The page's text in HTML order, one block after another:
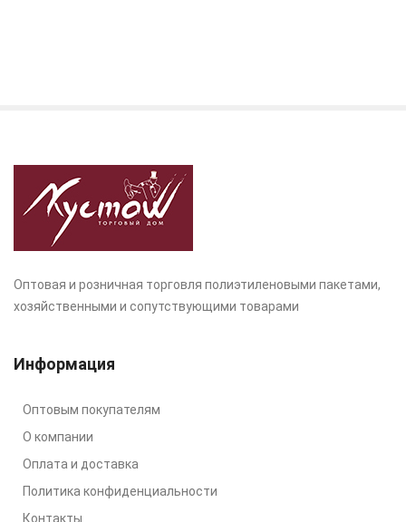
Оптовая и розничная торговля полиэтиленовыми пакетами,
хозяйственными и сопутствующими товарами
Информация
Оптовым покупателям
О компании
Оплата и доставка
Политика конфиденциальности
Контакты